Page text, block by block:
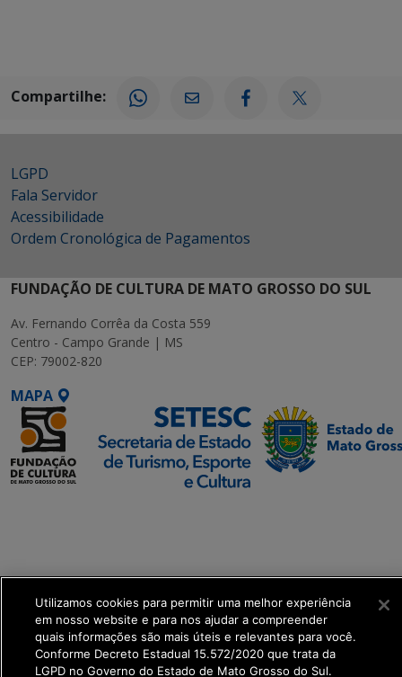
Compartilhe:
LGPD
Fala Servidor
Acessibilidade
Ordem Cronológica de Pagamentos
FUNDAÇÃO DE CULTURA DE MATO GROSSO DO SUL
Av. Fernando Corrêa da Costa 559
Centro - Campo Grande | MS
CEP: 79002-820
MAPA
get_footer();
Utilizamos cookies para permitir uma melhor experiência
em nosso website e para nos ajudar a compreender
quais informações são mais úteis e relevantes para você.
Conforme Decreto Estadual 15.572/2020 que trata da
LGPD no Governo do Estado de Mato Grosso do Sul.